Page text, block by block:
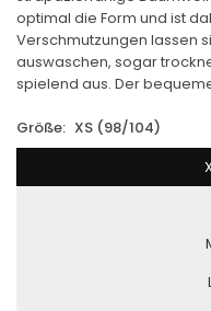
optimal die Form und ist
Verschmutzungen lassen
auswaschen, sogar
spielend aus. Der
Größe: XS (98/104)